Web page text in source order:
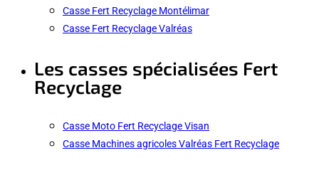
Casse Fert Recyclage Montélimar
Casse Fert Recyclage Valréas
Les casses spécialisées Fert
Recyclage
Casse Moto Fert Recyclage Visan
Casse Machines agricoles Valréas Fert Recyclage